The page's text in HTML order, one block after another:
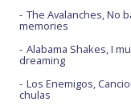
The Avalanches, No
memories
Alabama Shakes, I
dreaming
Los Enemigos,
chulas